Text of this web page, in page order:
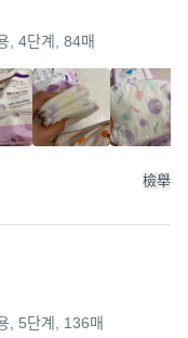
, 4단계, 84매
檢舉
, 5단계, 136매